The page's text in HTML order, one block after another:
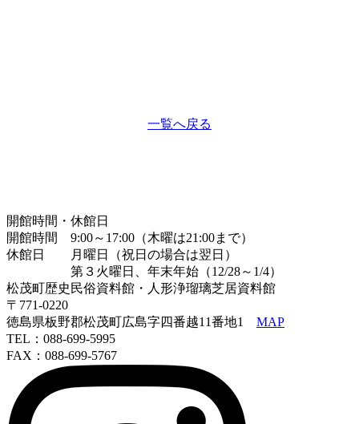
一覧へ戻る
開館時間・休館日
開館時間 9:00～17:00（木曜は21:00まで）
休館日 月曜日（祝日の場合は翌日）
第３火曜日、年末年始（12/28～1/4）
松茂町歴史民俗資料館・人形浄瑠璃芝居資料館
〒771-0220
徳島県板野郡松茂町広島字四番越11番地1 MAP
TEL：088-699-5995
FAX：088-699-5767